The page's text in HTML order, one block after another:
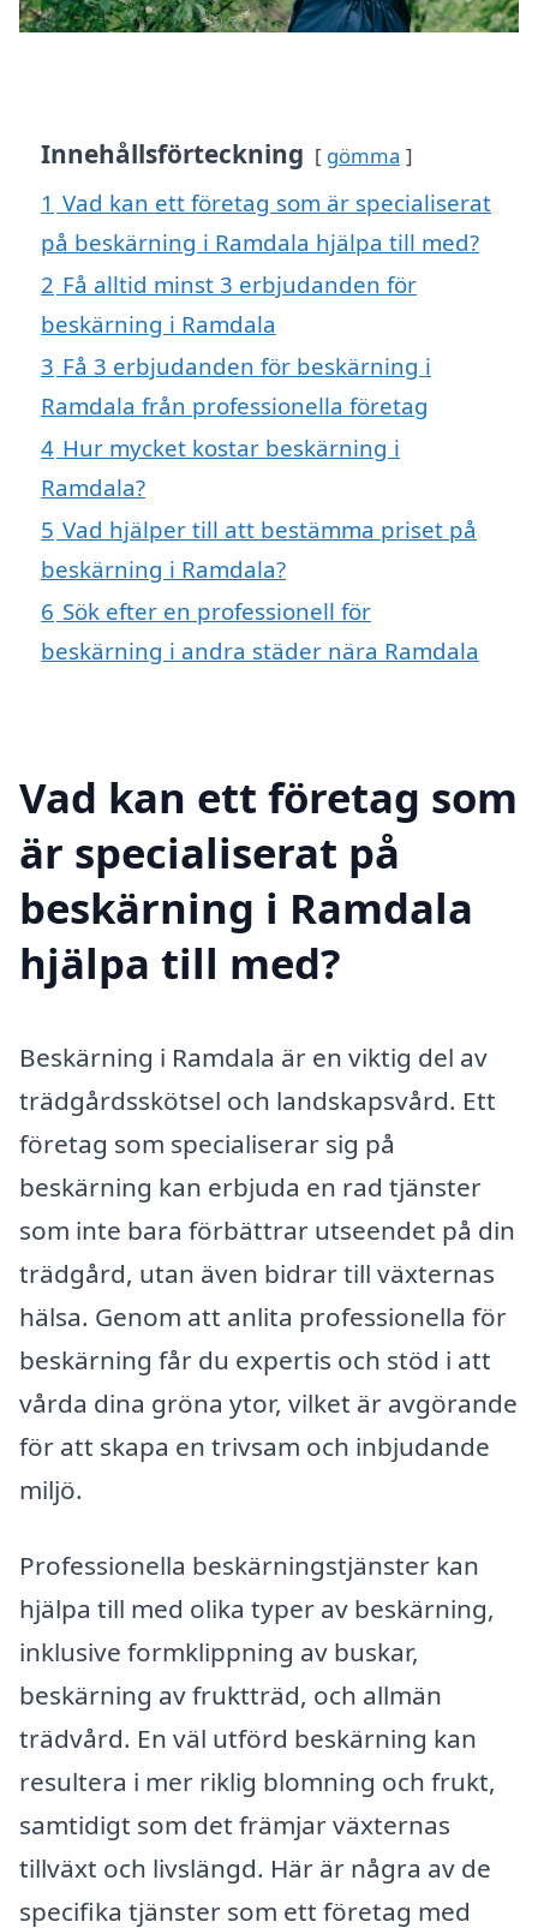
Innehållsförteckning gömma
1 Vad kan ett företag som är specialiserat
på beskärning i Ramdala hjälpa till med?
2 Få alltid minst 3 erbjudanden för
beskärning i Ramdala
3 Få 3 erbjudanden för beskärning i
Ramdala från professionella företag
4 Hur mycket kostar beskärning i
Ramdala?
5 Vad hjälper till att bestämma priset på
beskärning i Ramdala?
6 Sök efter en professionell för
beskärning i andra städer nära Ramdala
Vad kan ett företag som
är specialiserat på
beskärning i Ramdala
hjälpa till med?
Beskärning i Ramdala är en viktig del av
trädgårdsskötsel och landskapsvård. Ett
företag som specialiserar sig på
beskärning kan erbjuda en rad tjänster
som inte bara förbättrar utseendet på din
trädgård, utan även bidrar till växternas
hälsa. Genom att anlita professionella för
beskärning får du expertis och stöd i att
vårda dina gröna ytor, vilket är avgörande
för att skapa en trivsam och inbjudande
miljö.
Professionella beskärningstjänster kan
hjälpa till med olika typer av beskärning,
inklusive formklippning av buskar,
beskärning av fruktträd, och allmän
trädvård. En väl utförd beskärning kan
resultera i mer riklig blomning och frukt,
samtidigt som det främjar växternas
tillväxt och livslängd. Här är några av de
specifika tjänster som ett företag med